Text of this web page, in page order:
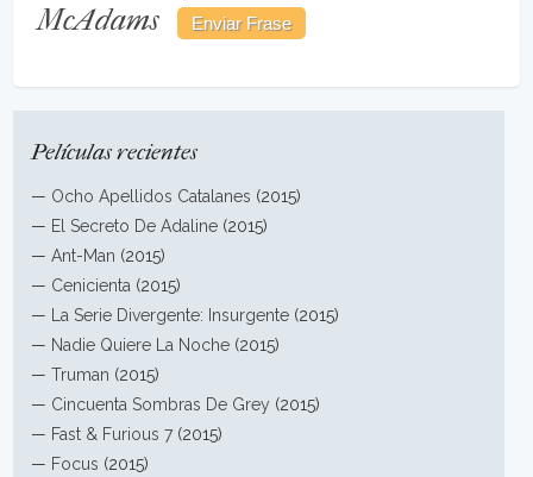
McAdams
Películas recientes
— Ocho Apellidos Catalanes (2015)
— El Secreto De Adaline (2015)
—Ant-Man (2015)
— Cenicienta (2015)
—
La Serie Divergente: Insurgente (2015)
— Nadie Quiere La Noche (2015)
—Truman (2015)
— Cincuenta Sombras De Grey (2015)
— Fast & Furious 7 (2015)
— Focus (2015)